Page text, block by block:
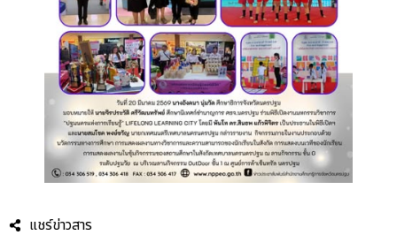
แชร์ข่าวสาร